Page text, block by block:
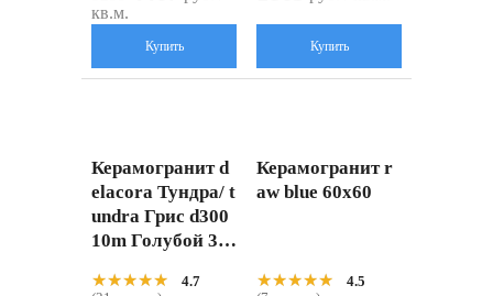
кв.м.
Купить Купить
Керамогранит d
elacora Тундра/ t
undra Грис d300
10m Голубой 30
★★★★★
★★★★★
4.7
Керамогранит r
aw blue 60x60
★★★★★
★★★★★
4.5